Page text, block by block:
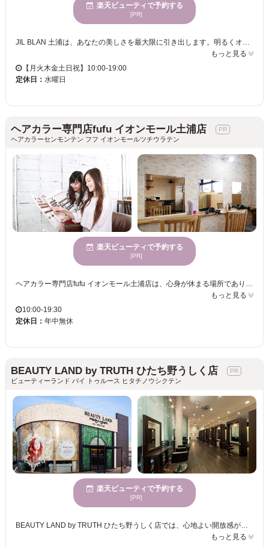
楽天ビューティで予約する
[PR]
もっと見る
【月火木金土日祝】10:00-19:00
定休日： 水曜日
ヘアカラー専門店fufu イオンモール土浦店
ヘアカラーセンモンテン フフ イオンモールツチウラテン
楽天ビューティで予約する
[PR]
もっと見る
10:00-19:30
定休日： 年中無休
BEAUTY LAND by TRUTH ひたち野うしく店
ビューティーランド バイ トゥルース ヒタチノウシクテン
楽天ビューティで予約する
[PR]
BEAUTY LAND by TRUTH ひたち野うしく店では、心地よい開放感が広がる空間で、リラックスしながら新しい自分に出会えるひと時を提供しています。忙しい30代の女性を中心とするお客様に寄り添い、髪質改善やオージュアトリートメント、ヘッドスパ等、多彩なメニューをご用意。あなたのライフスタイルにピッタリなスタイル提案で、ツヤ髪を実現し、毎日がキラリと輝くようサポートします。駐車場も完備し、クレジットカードのご利用が可能なため、忙しい日々でも気軽に足を運べます。オシャレ染めや白髪染めの選択肢も豊富だからこそ、どんなシーンでも自信が持てる髪に出会えます。ぜひ一度ご体験ください。
もっと見る